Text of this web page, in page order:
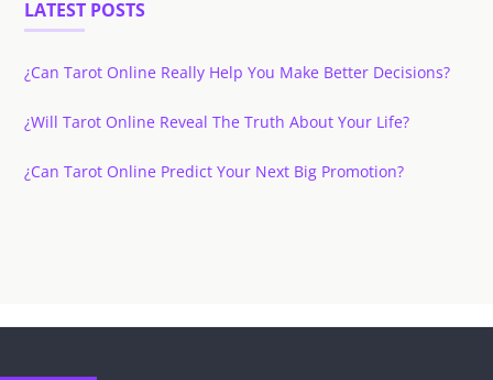
LATEST POSTS
¿Can Tarot Online Really Help You Make Better Decisions?
¿Will Tarot Online Reveal The Truth About Your Life?
¿Can Tarot Online Predict Your Next Big Promotion?